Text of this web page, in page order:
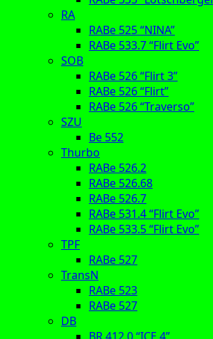
RA
RABe 525 “NINA”
RABe 533.7 “Flirt Evo”
SOB
RABe 526 “Flirt 3”
RABe 526 “Flirt”
RABe 526 “Traverso”
SZU
Be 552
Thurbo
RABe 526.2
RABe 526.68
RABe 526.7
RABe 531.4 “Flirt Evo”
RABe 533.5 “Flirt Evo”
TPF
RABe 527
TransN
RABe 523
RABe 527
DB